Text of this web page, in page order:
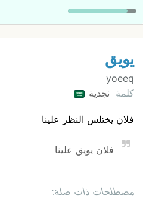
يويق
yoeeq
كلمة نجدية
فلان يختلس النظر علينا
فلان يويق علينا
مصطلحات ذات صلة: